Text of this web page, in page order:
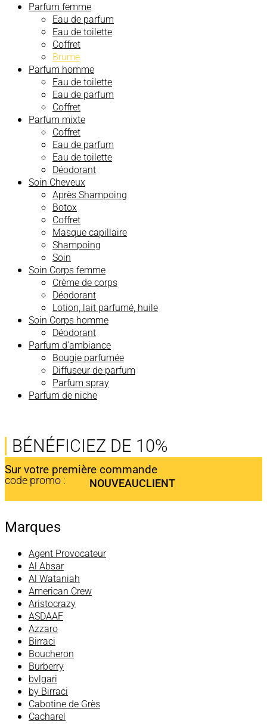
Parfum femme
Eau de parfum
Eau de toilette
Coffret
Brume
Parfum homme
Eau de toilette
Eau de parfum
Coffret
Parfum mixte
Coffret
Eau de parfum
Eau de toilette
Déodorant
Soin Cheveux
Après Shampoing
Botox
Coffret
Masque capillaire
Shampoing
Soin
Soin Corps femme
Crème de corps
Déodorant
Lotion, lait parfumé, huile
Soin Corps homme
Déodorant
Parfum d’ambiance
Bougie parfumée
Diffuseur de parfum
Parfum spray
Parfum de niche
BÉNÉFICIEZ DE 10%
Sur votre première commande
code promo : NOUVEAUCLIENT
Marques
Agent Provocateur
Al Absar
Al Wataniah
American Crew
Aristocrazy
ASDAAF
Azzaro
Birraci
Boucheron
Burberry
bvlgari
by Birraci
Cabotine de Grès
Cacharel